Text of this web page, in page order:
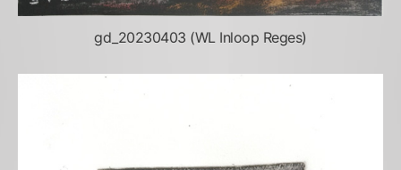
gd_20230403 (WL Inloop Reges)